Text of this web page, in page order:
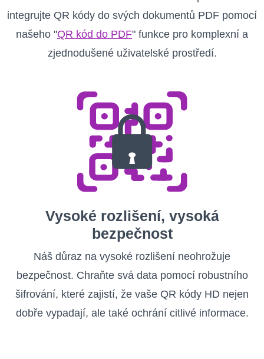
integrujte QR kódy do svých dokumentů PDF pomocí
našeho "QR kód do PDF" funkce pro komplexní a
zjednodušené uživatelské prostředí.
Vysoké rozlišení, vysoká
bezpečnost
Náš důraz na vysoké rozlišení neohrožuje
bezpečnost. Chraňte svá data pomocí robustního
šifrování, které zajistí, že vaše QR kódy HD nejen
dobře vypadají, ale také ochrání citlivé informace.